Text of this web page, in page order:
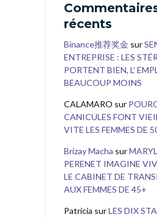
récents
Binance推荐奖金 sur
ENTREPRISE : LES
PORTENT BIEN, L’
BEAUCOUP MOINS
CALAMARO sur
CANICULES FONT
VITE LES FEMMES DE
Brizay Macha sur
PERENET IMAGINE
LE CABINET DE
AUX FEMMES DE 45+
Patricia surLES DIX